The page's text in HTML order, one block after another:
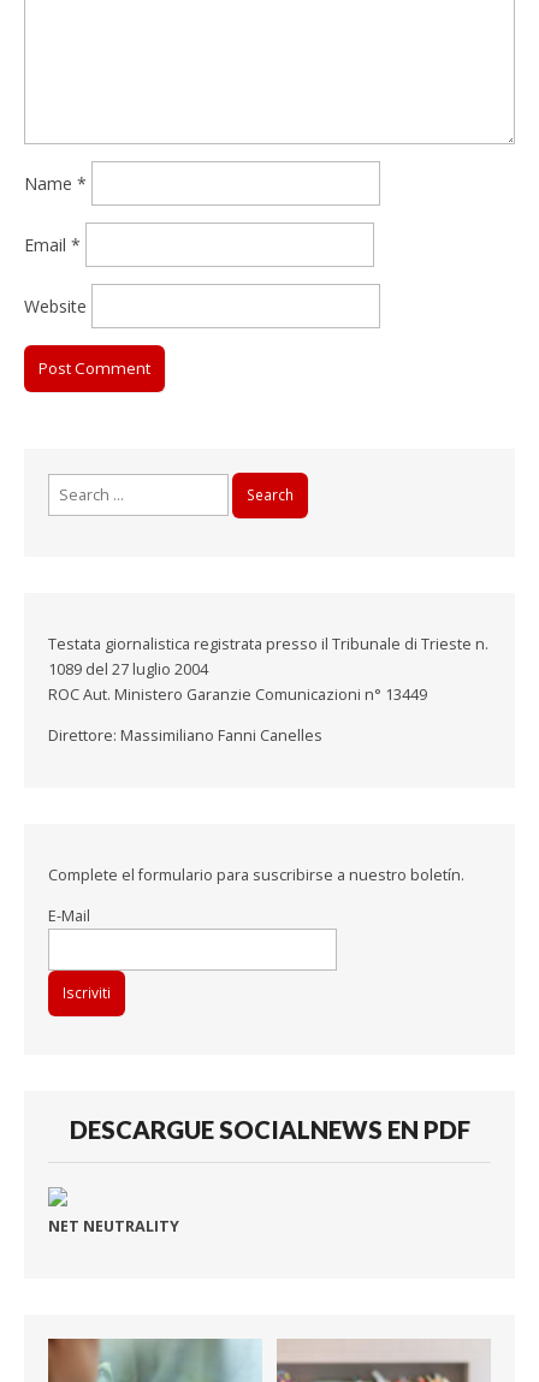
Name *
Email *
Website
Testata giornalistica registrata presso il Tribunale di Trieste n.
1089 del 27 luglio 2004
ROC Aut. Ministero Garanzie Comunicazioni n° 13449
Direttore: Massimiliano Fanni Canelles
Complete el formulario para suscribirse a nuestro boletín.
E-Mail
DESCARGUE SOCIALNEWS EN PDF
NET NEUTRALITY